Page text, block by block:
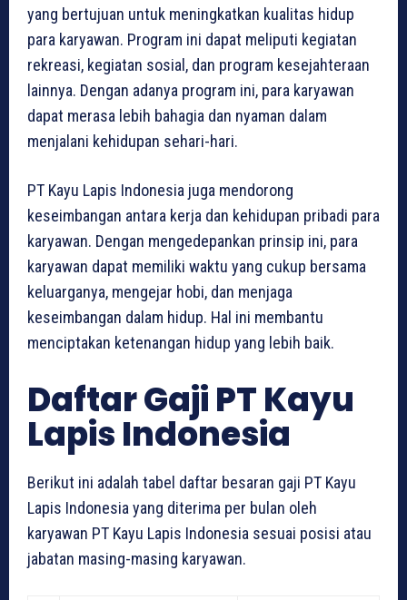
yang bertujuan untuk meningkatkan kualitas hidup
para karyawan. Program ini dapat meliputi kegiatan
rekreasi, kegiatan sosial, dan program kesejahteraan
lainnya. Dengan adanya program ini, para karyawan
dapat merasa lebih bahagia dan nyaman dalam
menjalani kehidupan sehari-hari.
PT Kayu Lapis Indonesia juga mendorong
keseimbangan antara kerja dan kehidupan pribadi para
karyawan. Dengan mengedepankan prinsip ini, para
karyawan dapat memiliki waktu yang cukup bersama
keluarganya, mengejar hobi, dan menjaga
keseimbangan dalam hidup. Hal ini membantu
menciptakan ketenangan hidup yang lebih baik.
Daftar Gaji PT Kayu
Lapis Indonesia
Berikut ini adalah tabel daftar besaran gaji PT Kayu
Lapis Indonesia yang diterima per bulan oleh
karyawan PT Kayu Lapis Indonesia sesuai posisi atau
jabatan masing-masing karyawan.